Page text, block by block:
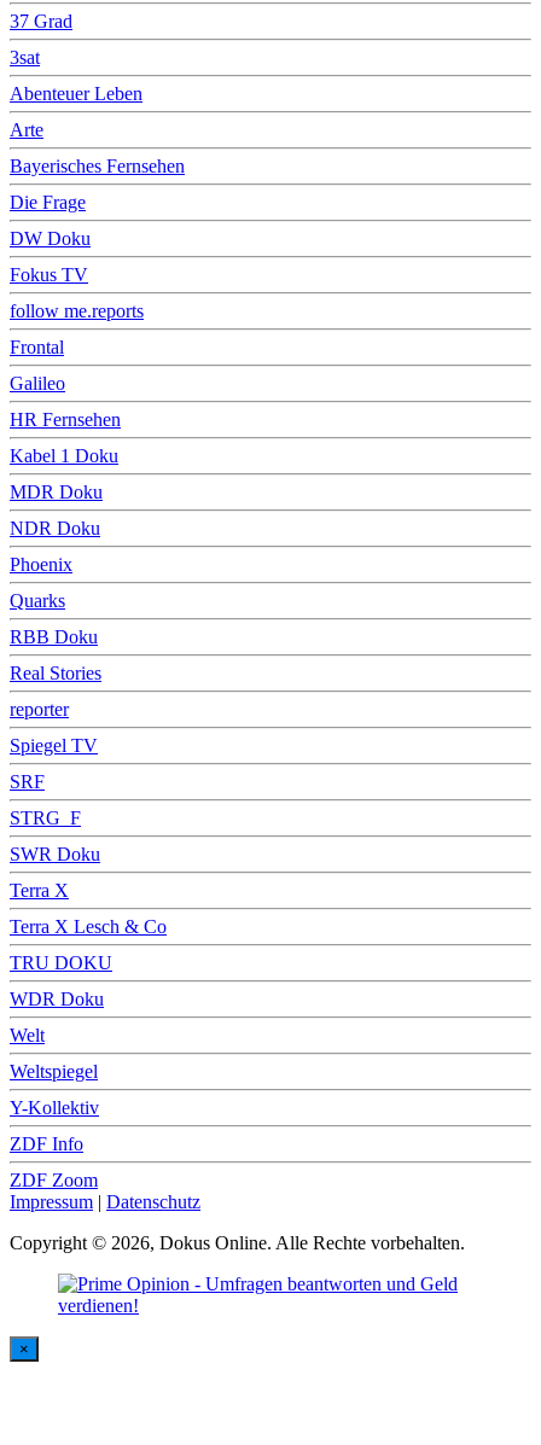
37 Grad
3sat
Abenteuer Leben
Arte
Bayerisches Fernsehen
Die Frage
DW Doku
Fokus TV
follow me.reports
Frontal
Galileo
HR Fernsehen
Kabel 1 Doku
MDR Doku
NDR Doku
Phoenix
Quarks
RBB Doku
Real Stories
reporter
Spiegel TV
SRF
STRG_F
SWR Doku
Terra X
Terra X Lesch & Co
TRU DOKU
WDR Doku
Welt
Weltspiegel
Y-Kollektiv
ZDF Info
ZDF Zoom
Impressum | Datenschutz
Copyright © 2026, Dokus Online. Alle Rechte vorbehalten.
×